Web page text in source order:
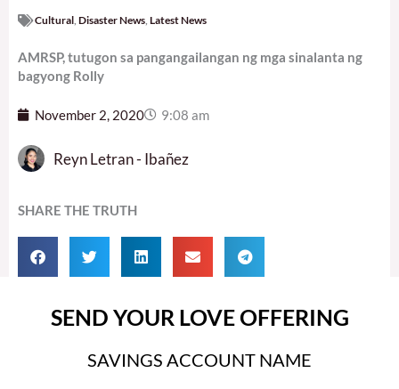
Cultural Disaster News Latest News
AMRSP, tutugon sa pangangailangan ng mga sinalanta ng
bagyong Rolly
November 2, 2020 9:08 am
Reyn Letran - Ibañez
SHARE THE TRUTH
SEND YOUR LOVE OFFERING
SAVINGS ACCOUNT NAME